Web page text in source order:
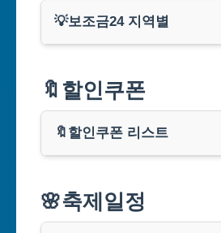
💡보조금24 지역별
부산광역시
대구광역시
인천광역시
🔖할인쿠폰
🔖할인쿠폰 리스트
쿠팡
🌸축제일정